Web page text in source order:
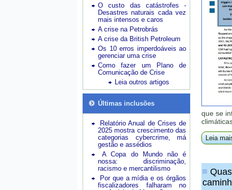
O custo das catástrofes -
Desastres naturais cada vez
mais intensos e caros
A crise na Petrobrás
A crise da British Petroleum
Os 10 erros imperdoáveis ao
gerenciar uma crise
Como fazer um Plano de
Comunicação de Crise
Leia outros artigos
Últimas inclusões
Relatório Anual de Crises de
2025 mostra crescimento das
categorias cybercrime, má
gestão e assédios
A Copa do Mundo não é
nossa: discriminação,
racismo e mercantilismo
Por que a mídia e os órgãos
fiscalizadores falharam no
que se
Leia